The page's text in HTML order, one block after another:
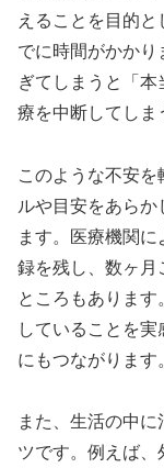
えることを目的
でに時間がかかり
ぎてしまうと「
療を中断してしま
このような不安
ルや目安をあらか
ます。医療機関
録を残し、数ヶ月
ところもありま
していることを
にもつながります
また、生活の中
ツです。例えば、